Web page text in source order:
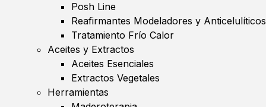
Posh Line
Reafirmantes Modeladores y Anticelulíticos
Tratamiento Frío Calor
Aceites y Extractos
Aceites Esenciales
Extractos Vegetales
Herramientas